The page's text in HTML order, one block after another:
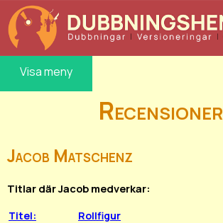
Visa meny
Recensioner
Jacob Matschenz
Titlar där Jacob medverkar:
Titel:
Rollfigur